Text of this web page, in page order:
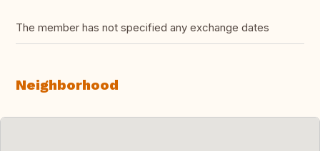
The member has not specified any exchange dates
Neighborhood